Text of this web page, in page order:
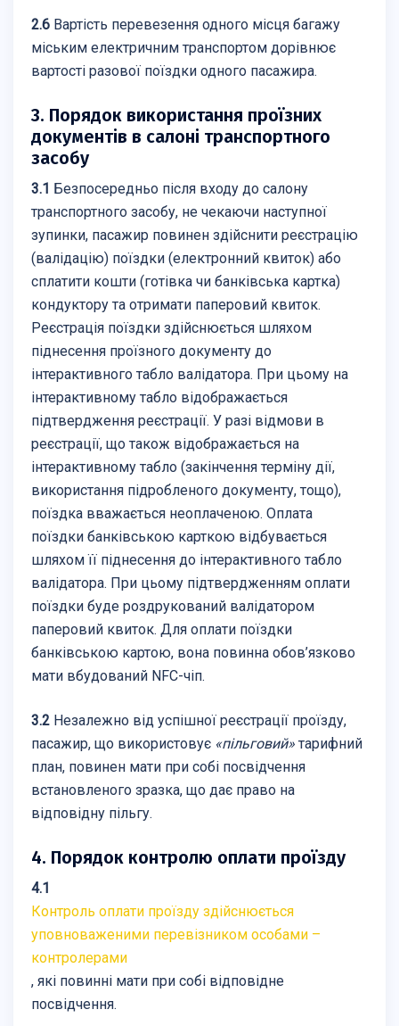
2.6 Вартість перевезення одного місця багажу
міським електричним транспортом дорівнює
вартості разової поїздки одного пасажира.
3. Порядок використання проїзних
документів в салоні транспортного
засобу
3.1 Безпосередньо після входу до салону
транспортного засобу, не чекаючи наступної
зупинки, пасажир повинен здійснити реєстрацію
(валідацію) поїздки (електронний квиток) або
сплатити кошти (готівка чи банківська картка)
кондуктору та отримати паперовий квиток.
Реєстрація поїздки здійснюється шляхом
піднесення проїзного документу до
інтерактивного табло валідатора. При цьому на
інтерактивному табло відображається
підтвердження реєстрації. У разі відмови в
реєстрації, що також відображається на
інтерактивному табло (закінчення терміну дії,
використання підробленого документу, тощо),
поїздка вважається неоплаченою. Оплата
поїздки банківською карткою відбувається
шляхом її піднесення до інтерактивного табло
валідатора. При цьому підтвердженням оплати
поїздки буде роздрукований валідатором
паперовий квиток. Для оплати поїздки
банківською картою, вона повинна обов’язково
мати вбудований NFC-чіп.
3.2 Незалежно від успішної реєстрації проїзду,
пасажир, що використовує «пільговий» тарифний
план, повинен мати при собі посвідчення
встановленого зразка, що дає право на
відповідну пільгу.
4. Порядок контролю оплати проїзду
4.1
Контроль оплати проїзду здійснюється
уповноваженими перевізником особами –
контролерами
, які повинні мати при собі відповідне
посвідчення.